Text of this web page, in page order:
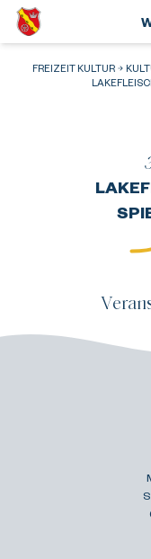
FREIZEIT KULTUR